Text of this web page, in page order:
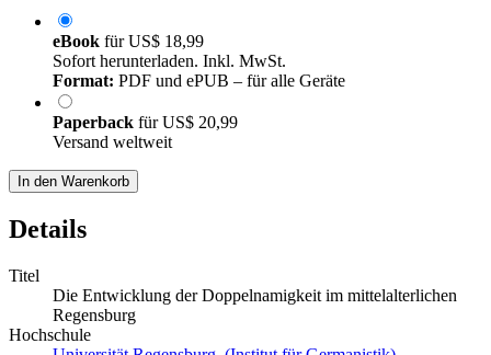
eBook fürUS$ 18,99
Sofort herunterladen. Inkl. MwSt.
Format: PDF und ePUB – für alle Geräte
Paperback fürUS$ 20,99
Versand weltweit
In den Warenkorb
Details
Titel
Die Entwicklung der Doppelnamigkeit im mittelalterlichen
Regensburg
Hochschule